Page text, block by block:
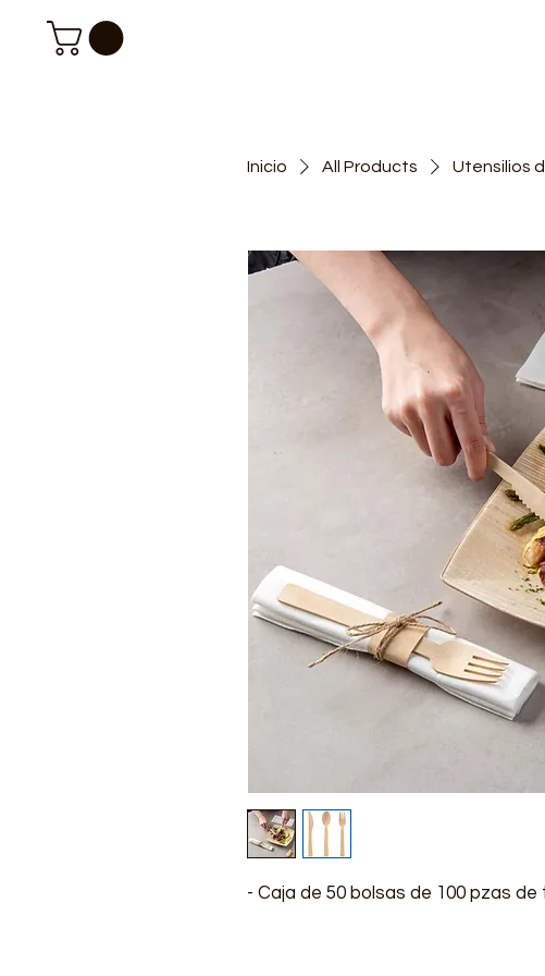
Inicio All Products Utensilios
- Caja de 50 bolsas de 100 pzas